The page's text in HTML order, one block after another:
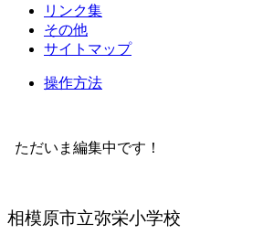
リンク集
その他
サイトマップ
操作方法
ただいま編集中です！
相模原市立弥栄小学校